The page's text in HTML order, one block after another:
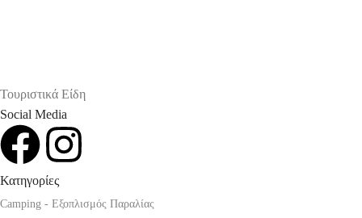
Τουριστικά Είδη
Social Media
Κατηγορίες
Camping - Εξοπλισμός Παραλίας